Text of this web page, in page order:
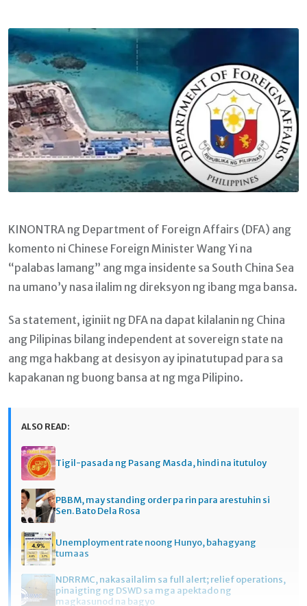
Email
KINONTRA ng Department of Foreign Affairs (DFA) ang
komento ni Chinese Foreign Minister Wang Yi na
“palabas lamang” ang mga insidente sa South China Sea
na umano’y nasa ilalim ng direksyon ng ibang mga bansa.
Sa statement, iginiit ng DFA na dapat kilalanin ng China
ang Pilipinas bilang independent at sovereign state na
ang mga hakbang at desisyon ay ipinatutupad para sa
kapakanan ng buong bansa at ng mga Pilipino.
ALSO READ:
Tigil-pasada ng Pasang Masda, hindi na itutuloy
PBBM, may standing order pa rin para arestuhin si
Sen. Bato Dela Rosa
Unemployment rate noong Hunyo, bahagyang
tumaas
NDRRMC, nakasailalim sa full alert; relief operations,
pinaigting ng DSWD sa mga apektado ng
magkasunod na bagyo